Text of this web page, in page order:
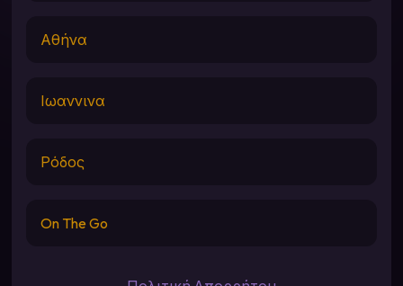
Αθήνα
Ιωαννινα
Ρόδος
On The Go